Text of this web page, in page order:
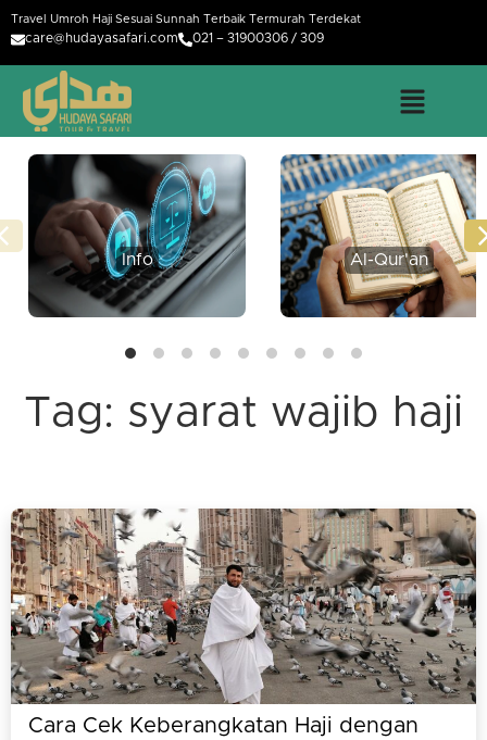
Travel Umroh Haji Sesuai Sunnah Terbaik Termurah Terdekat
care@hudayasafari.com 021 – 31900306 / 309
Info Al-Qur'an
Tag: syarat wajib haji
Cara Cek Keberangkatan Haji dengan